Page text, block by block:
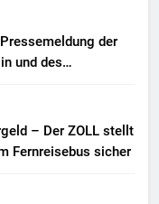
der
und des
– Der ZOLL stellt
Fernreisebus sicher